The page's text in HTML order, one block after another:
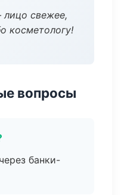
свежее,
косметологу!
вопросы
банки-